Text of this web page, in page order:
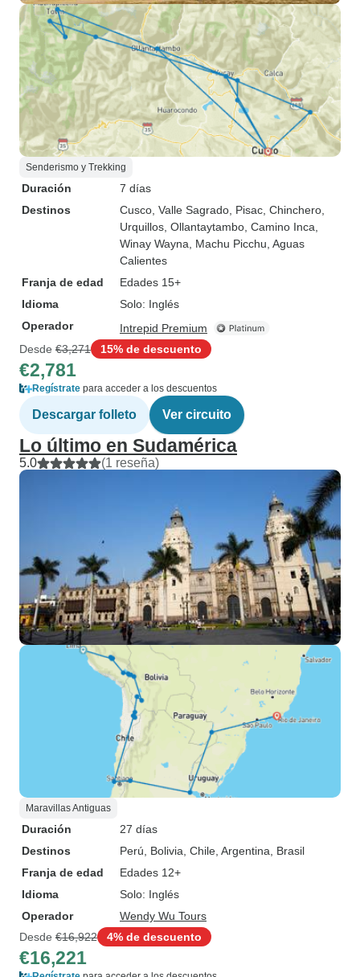
Senderismo y Trekking
Duración
7 días
Destinos
Cusco , Valle Sagrado , Pisac , Chinchero
Urquillos , Ollantaytambo , Camino Inca
Winay Wayna , Machu Picchu , Aguas
Calientes
Franja de edad
Edades 15+
Idioma
Solo: Inglés
Operador
Intrepid Premium
Desde €3,271 15% de descuento
€2,781
Regístrate para acceder a los descuentos
Descargar folleto Ver circuito
Lo último en Sudamérica
5.0 (1 reseña)
Maravillas Antiguas
Duración
27 días
Destinos
Perú , Bolivia , Chile , Argentina , Brasil
Franja de edad
Edades 12+
Idioma
Solo: Inglés
Operador
Wendy Wu Tours
Desde €16,922 4% de descuento
€16,221